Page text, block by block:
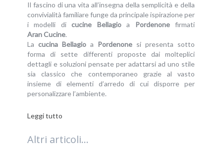
Il fascino di una vita all’insegna della semplicità e della
convivialità familiare funge da principale ispirazione per
i modelli dicucine Bellagioa Pordenonefirmati
AranCucine.
La cucina Bellagio a Pordenone si presenta sotto
forma di sette differenti proposte dai molteplici
dettagli e soluzioni pensate per adattarsi ad uno stile
sia classico che contemporaneo grazie al vasto
insieme di elementi d’arredo di cui disporre per
personalizzare l’ambiente.
Leggi tutto
Altri articoli...